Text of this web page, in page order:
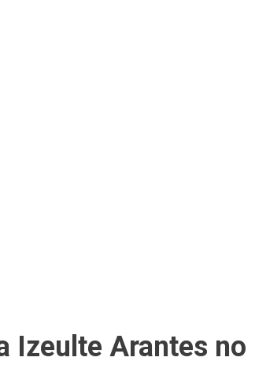
Izeulte Arantes